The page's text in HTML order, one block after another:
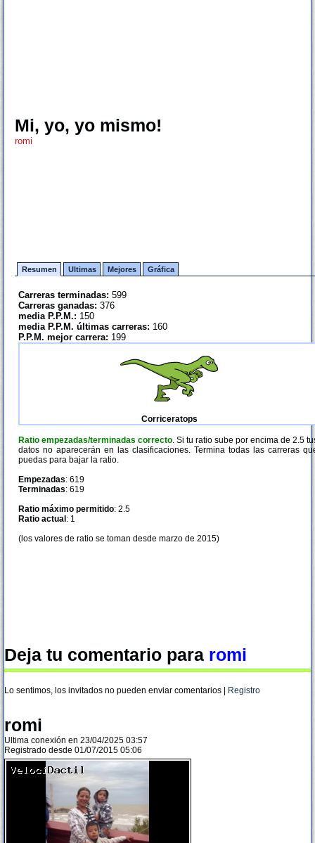
Mi, yo, yo mismo!
romi
Resumen Ultimas Mejores Gráfica
Carreras terminadas: 599
Carreras ganadas: 376
media P.P.M.: 150
media P.P.M. últimas carreras: 160
P.P.M. mejor carrera: 199
Corriceratops
Ratio empezadas/terminadas correcto. Si tu ratio sube por encima de 2.5
datos no aparecerán en las clasificaciones. Termina todas las carreras
puedas para bajar la ratio.
Empezadas: 619
Terminadas: 619
Ratio máximo permitido: 2.5
Ratio actual : 1
(los valores de ratio se toman desde marzo de 2015)
Deja tu comentario para romi
Lo sentimos, los invitados no pueden enviar comentarios | Registro
romi
Ultima conexión en 23/04/2025 03:57
Registrado desde 01/07/2015 05:06